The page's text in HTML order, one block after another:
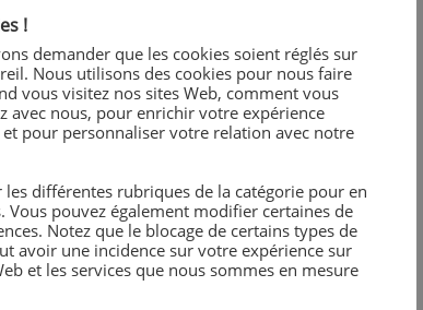
!
demander que les cookies soient réglés sur
Nous utilisons des cookies pour nous faire
vous visitez nos sites Web, comment vous
avec nous, pour enrichir votre expérience
pour personnaliser votre relation avec notre
les différentes rubriques de la catégorie pour en
Vous pouvez également modifier certaines de
Notez que le blocage de certains types de
avoir une incidence sur votre expérience sur
et les services que nous sommes en mesure